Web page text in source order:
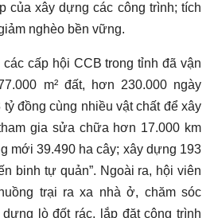
của xây dựng các công trình; tích
nghèo bền vững.
cấp hội CCB trong tỉnh đã vận
m² đất, hơn 230.000 ngày
đồng cùng nhiều vật chất để xây
gia sửa chữa hơn 17.000 km
mới 39.490 ha cây; xây dựng 193
binh tự quản”. Ngoài ra, hội viên
trại ra xa nhà ở, chăm sóc
lò đốt rác, lắp đặt công trình